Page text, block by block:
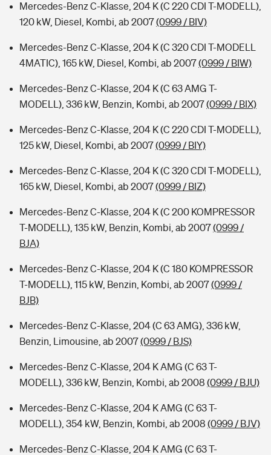
Mercedes-Benz C-Klasse, 204 K (C 220 CDI T-MODELL),
120 kW, Diesel, Kombi, ab 2007(0999 / BIV)
Mercedes-Benz C-Klasse, 204 K (C 320 CDI T-MODELL
4MATIC), 165 kW, Diesel, Kombi, ab 2007(0999 / BIW)
Mercedes-Benz C-Klasse, 204 K (C 63 AMG T-
MODELL), 336 kW, Benzin, Kombi, ab 2007(0999 / BIX)
Mercedes-Benz C-Klasse, 204 K (C 220 CDI T-MODELL),
125 kW, Diesel, Kombi, ab 2007(0999 / BIY)
Mercedes-Benz C-Klasse, 204 K (C 320 CDI T-MODELL),
165 kW, Diesel, Kombi, ab 2007(0999 / BIZ)
Mercedes-Benz C-Klasse, 204 K (C 200 KOMPRESSOR
T-MODELL), 135 kW, Benzin, Kombi, ab 2007(0999 /
BJA)
Mercedes-Benz C-Klasse, 204 K (C 180 KOMPRESSOR
T-MODELL), 115 kW, Benzin, Kombi, ab 2007(0999 /
BJB)
Mercedes-Benz C-Klasse, 204 (C 63 AMG), 336 kW,
Benzin, Limousine, ab 2007(0999 / BJS)
Mercedes-Benz C-Klasse, 204 K AMG (C 63 T-
MODELL), 336 kW, Benzin, Kombi, ab 2008 (0999 / BJU)
Mercedes-Benz C-Klasse, 204 K AMG (C 63 T-
MODELL), 354 kW, Benzin, Kombi, ab 2008 (0999 / BJV)
Mercedes-Benz C-Klasse, 204 K AMG (C 63 T-